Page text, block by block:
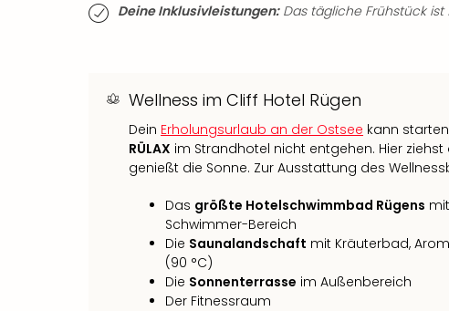
Deine Inklusivleistungen:Das tägliche Frühstück ist
Wellness im Cliff Hotel Rügen
Dein Erholungsurlaub an der Ostsee kann
RÜLAX im Strandhotel nicht entgehen. Hier
genießt die Sonne. Zur Ausstattung des
Das größte Hotelschwimmbad Rügens
Schwimmer-Bereich
Die Saunalandschaft mit Kräuterbad,
(90 °C)
Die Sonnenterrasse im Außenbereich
Der Fitnessraum